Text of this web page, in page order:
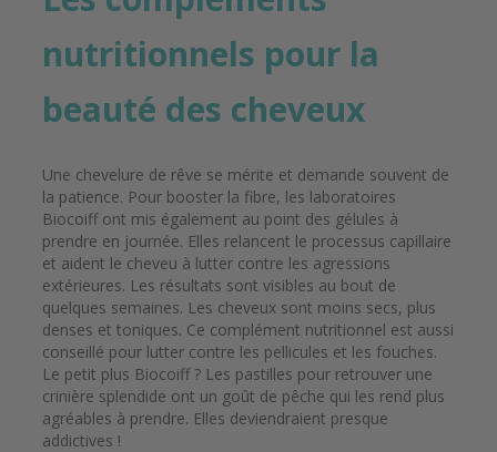
nutritionnels pour la
beauté des cheveux
Une chevelure de rêve se mérite et demande souvent de
la patience. Pour booster la fibre, les laboratoires
Biocoiff ont mis également au point des gélules à
prendre en journée. Elles relancent le processus capillaire
et aident le cheveu à lutter contre les agressions
extérieures. Les résultats sont visibles au bout de
quelques semaines. Les cheveux sont moins secs, plus
denses et toniques. Ce complément nutritionnel est aussi
conseillé pour lutter contre les pellicules et les fouches.
Le petit plus Biocoiff ? Les pastilles pour retrouver une
crinière splendide ont un goût de pêche qui les rend plus
agréables à prendre. Elles deviendraient presque
addictives !